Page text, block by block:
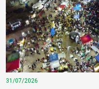
31/07/2026